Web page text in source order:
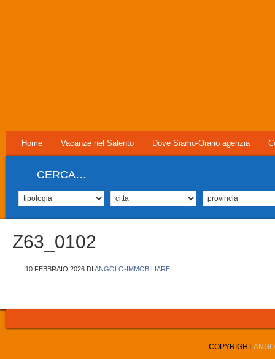
Home Vacanze nel Salento Dove Siamo-Orario agenzia
CERCA…
Z63_0102
10 FEBBRAIO 2026 DI ANGOLO-IMMOBILIARE
COPYRIGHT